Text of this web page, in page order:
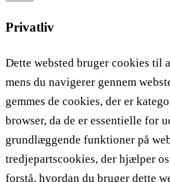
Privatliv
Dette websted bruger cookies til
mens du navigerer gennem
gemmes de cookies, der er
browser, da de er essentielle for
grundlæggende funktioner på
tredjepartscookies, der hjælper
forstå, hvordan du bruger dette